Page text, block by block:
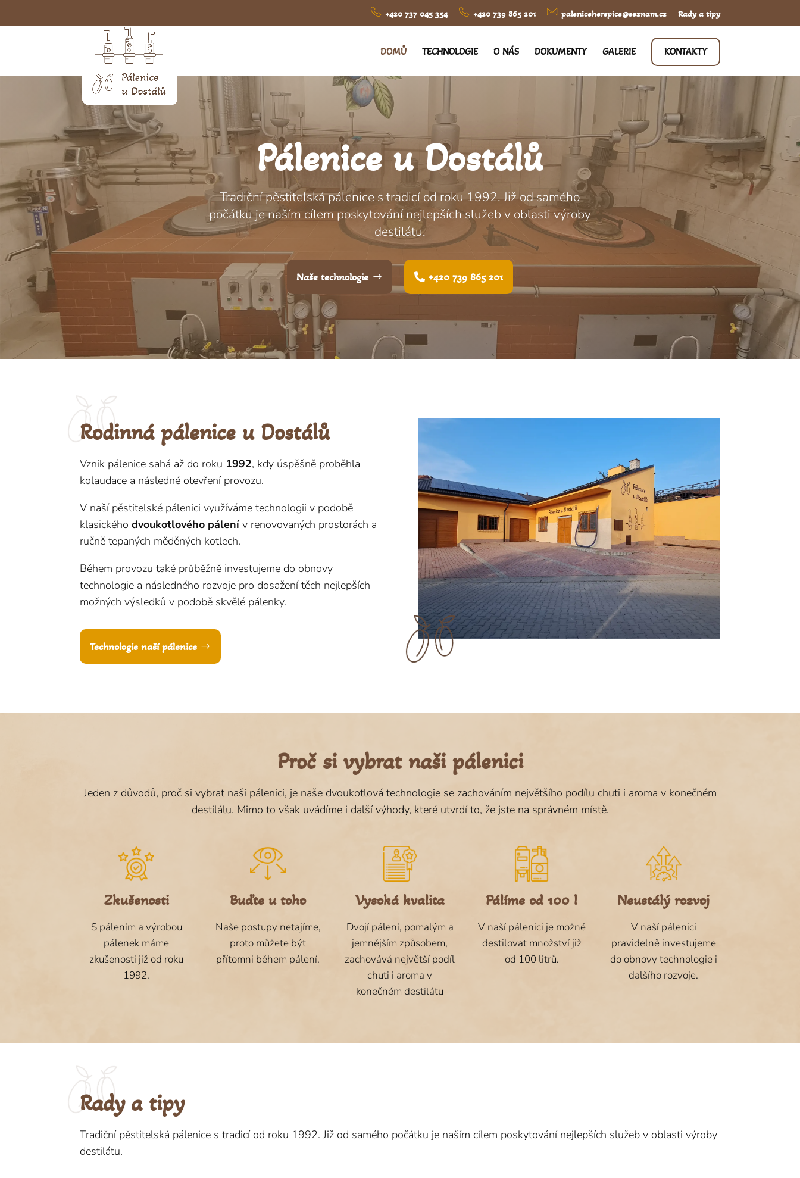
+420 737 045 354 +420 739 865 201 paleniceherspice@seznam.cz Rady a tipy
DOMŮ TECHNOLOGIE O NÁS DOKUMENTY GALERIE KONTAKTY
Pálenice u Dostálů
Tradiční pěstitelská pálenice s tradicí od roku 1992. Již od samého
počátku je naším cílem poskytování nejlepších služeb v oblasti výroby
destilátu.
Naše technologie +420 739 865 201
Rodinná pálenice u Dostálů
Vznik pálenice sahá až do roku 1992, kdy úspěšně proběhla
kolaudace a následné otevření provozu.
V naší pěstitelské pálenici využíváme technologii v podobě
klasickéhodvoukotlového pálenív renovovaných prostorách a
ručně tepaných měděných kotlech.
Během provozu také průběžně investujeme do obnovy
technologie a následného rozvoje pro dosažení těch nejlepších
možných výsledků v podobě skvělé pálenky.
Technologie naší pálenice
Proč si vybrat naši pálenici
Jeden z důvodů, proč si vybrat naši pálenici, je naše dvoukotlová technologie se zachováním největšího podílu chuti i aroma v konečném
destilálu. Mimo to však uvádíme i další výhody, které utvrdí to, že jste na správném místě.
Zkušenosti
S pálením a výrobou
pálenek máme
zkušenosti již od roku
1992.
Buďte u toho
Naše postupy netajíme,
proto můžete být
přítomni během pálení.
Vysoká kvalita
Dvojí pálení, pomalým a
jemnějším způsobem,
zachovává největší podíl
chuti i aroma v
konečném destilátu
Pálíme od 100 l
V naší pálenici je možné
destilovat množství již
od 100 litrů.
Neustálý rozvoj
V naší pálenici
pravidelně investujeme
do obnovy technologie i
dalšího rozvoje.
Rady a tipy
Tradiční pěstitelská pálenice s tradicí od roku 1992. Již od samého počátku je naším cílem poskytování nejlepších služeb v oblasti výroby
destilátu.